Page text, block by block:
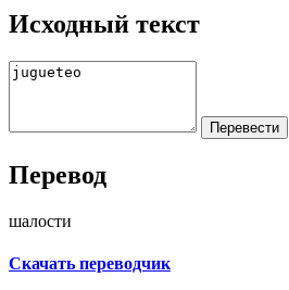
Исходный текст
Перевод
шалости
Скачать переводчик